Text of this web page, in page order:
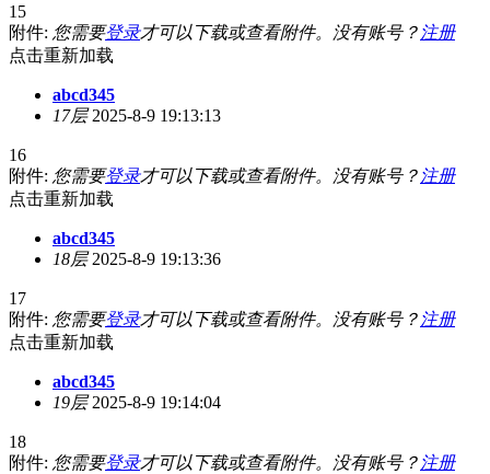
15
附件: 您需要登录才可以下载或查看附件。没有账号？ 注册
点击重新加载
abcd345
17层2025-8-9 19:13:13
16
附件: 您需要登录才可以下载或查看附件。没有账号？ 注册
点击重新加载
abcd345
18层2025-8-9 19:13:36
17
附件: 您需要登录才可以下载或查看附件。没有账号？ 注册
点击重新加载
abcd345
19层2025-8-9 19:14:04
18
附件: 您需要登录才可以下载或查看附件。没有账号？ 注册